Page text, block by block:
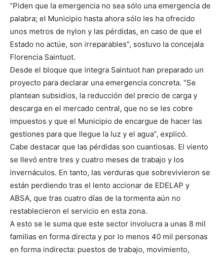
“Piden que la emergencia no sea sólo una emergencia de
palabra; el Municipio hasta ahora sólo les ha ofrecido
unos metros de nylon y las pérdidas, en caso de que el
Estado no actúe, son irreparables”, sostuvo la concejala
Florencia Saintuot.
Desde el bloque que integra Saintuot han preparado un
proyecto para declarar una emergencia concreta. “Se
plantean subsidios, la reducción del precio de carga y
descarga en el mercado central, que no se les cobre
impuestos y que el Municipio de encargue de hacer las
gestiones para que llegue la luz y el agua”, explicó.
Cabe destacar que las pérdidas son cuantiosas. El viento
se llevó entre tres y cuatro meses de trabajo y los
invernáculos. En tanto, las verduras que sobrevivieron se
están perdiendo tras el lento accionar de EDELAP y
ABSA, que tras cuatro días de la tormenta aún no
restablecieron el servicio en esta zona.
A esto se le suma que este sector involucra a unas 8 mil
familias en forma directa y por lo menos 40 mil personas
en forma indirecta: puestos de trabajo, movimiento,